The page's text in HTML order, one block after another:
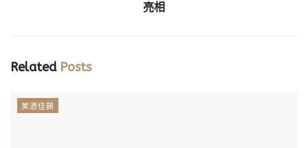
亮相
RelatedPosts
美酒佳餚